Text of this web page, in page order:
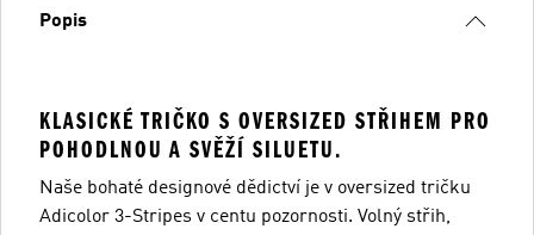
Popis
KLASICKÉ TRIČKO S OVERSIZED STŘIHEM PRO
POHODLNOU A SVĚŽÍ SILUETU.
Naše bohaté designové dědictví je v oversized tričku
Adicolor 3-Stripes v centu pozornosti. Volný střih,